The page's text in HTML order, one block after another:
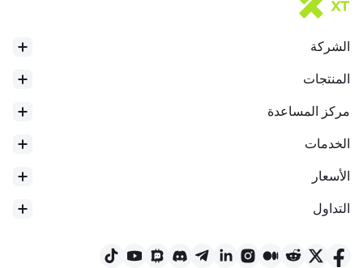
الشركة
المنتجات
مركز المساعدة
الخدمات
الأسعار
التداول